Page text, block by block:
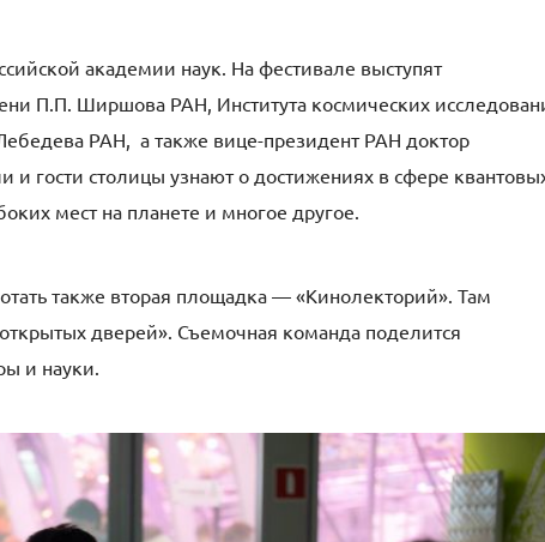
академии наук. На фестивале выступят
П.П. Ширшова РАН, Института космических
РАН, а также вице-президент РАН доктор
гости столицы узнают о достижениях в сфере
мест на планете и многое другое.
также вторая площадка — «Кинолекторий». Там
дверей». Съемочная команда поделится
и науки.